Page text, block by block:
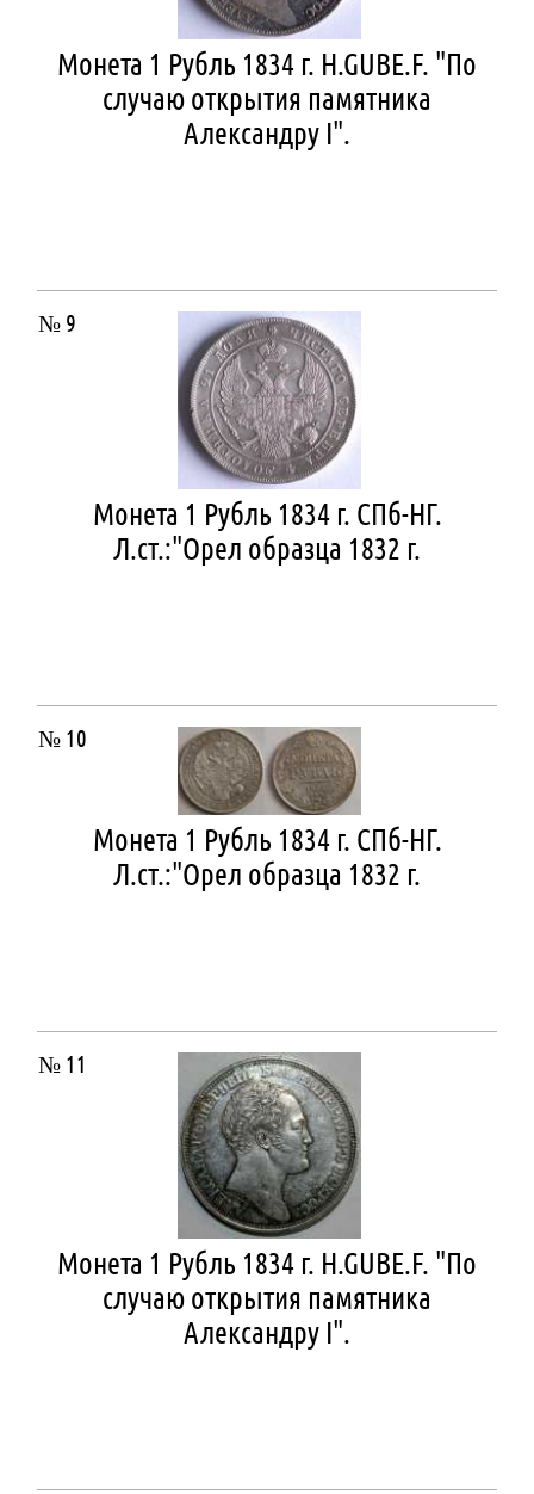
Монета 1 Рубль 1834 г. H.GUBE.F. "По
случаю открытия памятника
Александру I".
№ 9
Монета 1 Рубль 1834 г. СПб-НГ.
Л.ст.:"Орел образца 1832 г.
№ 10
Монета 1 Рубль 1834 г. СПб-НГ.
Л.ст.:"Орел образца 1832 г.
№ 11
Монета 1 Рубль 1834 г. H.GUBE.F. "По
случаю открытия памятника
Александру I".